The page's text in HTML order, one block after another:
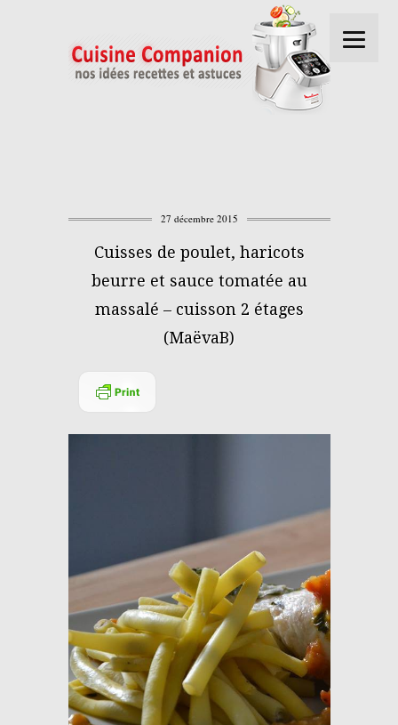
27 décembre 2015
Cuisses de poulet, haricots
beurre et sauce tomatée au
massalé – cuisson 2 étages
(MaëvaB)